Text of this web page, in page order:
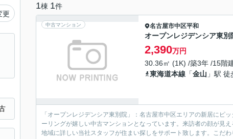
1棟 1件
中古マンション 名古屋市中区平和
オープンレジデンシア東別
2,390万円
30.36㎡ (1K) /築3年 /15階
東海道本線 「金山 」駅
「オープンレジデンシア東別院」：名古屋市中区エリアの新居にピ
ーリングが嬉しい中古マンションとなっています。来訪者の顔が見
地域に詳しい当社スタッフが住まい探しをサポート致します。こだ
更